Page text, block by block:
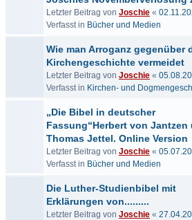
Letzter Beitrag von Joschie «
Verfasst in Bücher und Medien
Wie man Arroganz gegenüber
Kirchengeschichte vermeidet
Letzter Beitrag von Joschie «
Verfasst in Kirchen- und
„Die Bibel in deutscher
Fassung“Herbert von Jantzen
Thomas Jettel. Online Version
Letzter Beitrag von Joschie «
Verfasst in Bücher und Medien
Die Luther-Studienbibel mit
Erklärungen von.........
Letzter Beitrag von Joschie «